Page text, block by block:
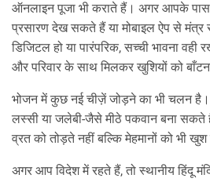
ऑनलाइन पूजा भी कराते हैं। अगर आपके
प्रसारण देख सकते हैं या मोबाइल ऐप से
डिजिटल हो या पारंपरिक, सच्ची भावना वही
और परिवार के साथ मिलकर खुशियों को
भोजन में कुछ नई चीज़ें जोड़ने का भी चलन है।
लस्सी या जलेबी‑जैसे मीठे पकवान बना सकते
व्रत को तोड़ते नहीं बल्कि मेहमानों को भी
अगर आप विदेश में रहते हैं, तो स्थानीय हिंदू